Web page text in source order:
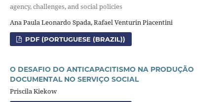
agency, challenges, and social policies
Ana Paula Leonardo Spada, Rafael Venturin Piacentini
PDF (PORTUGUESE (BRAZIL))
O DESAFIO DO ANTICAPACITISMO NA PRODUÇÃO
DOCUMENTAL NO SERVIÇO SOCIAL
Priscila Kiekow